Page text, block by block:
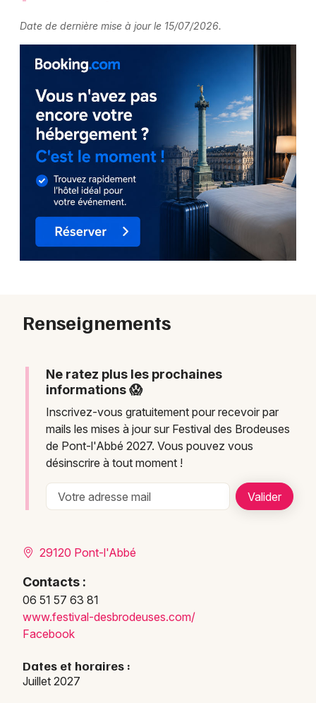
Date de dernière mise à jour le 15/07/2026.
Renseignements
Ne ratez plus les prochaines
informations 😱
Inscrivez-vous gratuitement pour recevoir par
mails les mises à jour sur Festival des Brodeuses
de Pont-l'Abbé 2027. Vous pouvez vous
désinscrire à tout moment !
29120 Pont-l'Abbé
Contacts :
06 51 57 63 81
www.festival-desbrodeuses.com/
Facebook
Dates et horaires :
Juillet 2027